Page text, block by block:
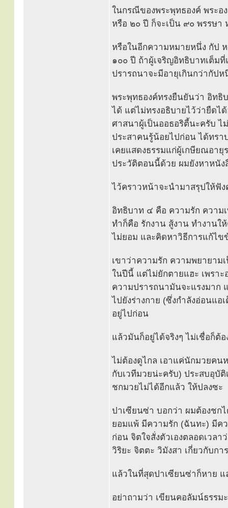
ในกรณีของพระพุทธองค์ พระอ
หรือ ๒๐ ปี ก็จะเป็น ๙๐ พรรษ
หรือในอีกความหมายหนึ่ง กัป
๑๐๐ ปี ถ้าผู้เจริญอิทธิบาทเต็ม
ปรารถนาจะมีอายุเกินกว่ากัป
พระพุทธองค์ทรงยืนยันว่า อิทธิ
ได้ แต่ไม่ทรงอธิบายไว้ว่ายืดไ
ศาสนาผู้เป็นออธอริตี้นะครับ ไ
ประสาคนรู้น้อยไปก่อน ได้ทร
เคยแสดงธรรมแก่ผู้เกษียณอา
ประวัติตอนนี้ด้วย ผมยังหาหนัง
ไว้คราวหน้าจะนำมาสรุปให้ฟัง
อิทธิบาท ๔ คือ ความรัก ความ
ทำก็คือ รักงาน สู้งาน ทำงานใ
ไม่ยอม และคิดหาวิธีการแก้ไข
เขาว่าความรัก ความพยายา
ในปีนี้ แต่ไม่ยักตายแฮะ เพรา
ความปรารถนามันจะแรงมาก
ไปยังร่างกาย (ซึ่งกำลังอ่อนแอ
อยู่ไปก่อน
แล้วมันก็อยู่ได้จริงๆ ไม่เชื่อก็ต้
ไม่ต้องดูไกล เอาแค่นักมวยคน
กับเวทีมวยน่ะครับ) ประสบอุบั
ชกมวยไม่ได้อีกแล้ว ให้ปลงซะ
ปาเซียนซ่า บอกว่า ผมต้องชก
ยอมแพ้ มีความรัก (ฉันทะ) มีค
ก่อน จิตใจสั่งตัวเองตลอดเวล
วิริยะ จิตตะ วิมังสา เกี่ยวกับก
แล้วในที่สุดปาเซียนซ่าก็หาย
อย่าถามว่า เขียนคอลัมน์ธรรม